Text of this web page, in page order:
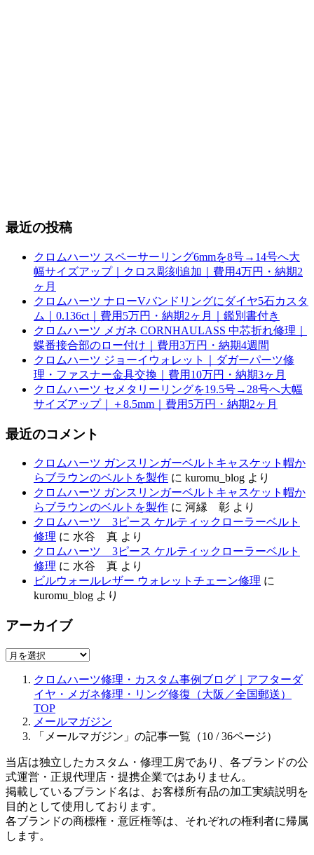
最近の投稿
クロムハーツ スペーサーリング6mmを8号→14号へ大
幅サイズアップ｜クロス彫刻追加｜費用4万円・納期2
ヶ月
クロムハーツ ナローVバンドリングにダイヤ5石カスタ
ム｜0.136ct｜費用5万円・納期2ヶ月｜鑑別書付き
クロムハーツ メガネ CORNHAULASS 中芯折れ修理｜
蝶番接合部のロー付け｜費用3万円・納期4週間
クロムハーツ ジョーイウォレット｜ダガーパーツ修
理・ファスナー金具交換｜費用10万円・納期3ヶ月
クロムハーツ セメタリーリングを19.5号→28号へ大幅
サイズアップ｜＋8.5mm｜費用5万円・納期2ヶ月
最近のコメント
クロムハーツ ガンスリンガーベルトキャスケット帽か
らブラウンのベルトを製作 に kuromu_blog より
クロムハーツ ガンスリンガーベルトキャスケット帽か
らブラウンのベルトを製作 に 河縁 彰 より
クロムハーツ 3ピース ケルティックローラーベルト
修理 に 水谷 真 より
クロムハーツ 3ピース ケルティックローラーベルト
修理 に 水谷 真 より
ビルウォールレザー ウォレットチェーン修理 に
kuromu_blog より
アーカイブ
ア
クロムハーツ修理・カスタム事例ブログ｜アフターダ
イヤ・メガネ修理・リング修復（大阪／全国郵送）
TOP
メールマガジン
「メールマガジン」の記事一覧（10 / 36ページ）
当店は独立したカスタム・修理工房であり、各ブランドの公
式運営・正規代理店・提携企業ではありません。
掲載しているブランド名は、お客様所有品の加工実績説明を
目的として使用しております。
各ブランドの商標権・意匠権等は、それぞれの権利者に帰属
します。